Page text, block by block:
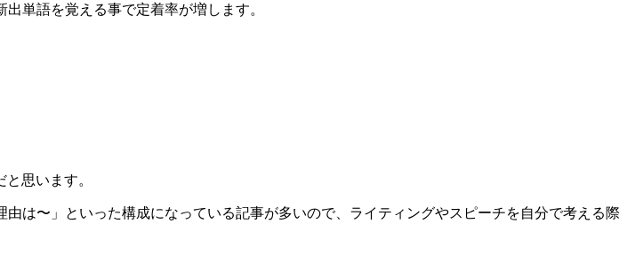
単語を覚える事で定着率が増します。
思います。
は〜」といった構成になっている記事が多いので、ライティングやスピーチを自分で考える際